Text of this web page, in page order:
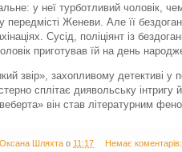
у неї турбот­ливий чоловік,
передмісті Женеви. Але її
Сусід, поліціянт із
приготував їй на день
звір», захопливому детективі
сплітає диявольську
він став літературним
Оксана Шляхта о 11:17 Немає коментарів: